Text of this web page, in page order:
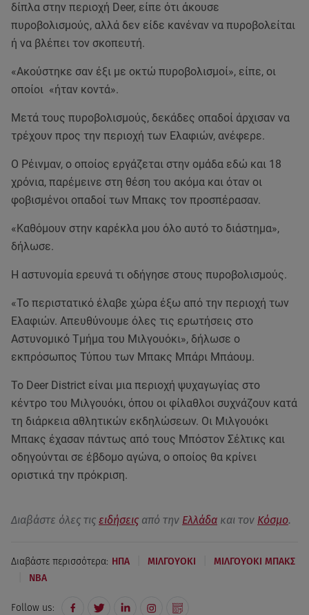
δίπλα στην περιοχή Deer, είπε ότι άκουσε
πυροβολισμούς, αλλά δεν είδε κανέναν να πυροβολείται
ή να βλέπει τον σκοπευτή.
«Ακούστηκε σαν έξι με οκτώ πυροβολισμοί», είπε, οι
οποίοι «ήταν κοντά».
Μετά τους πυροβολισμούς, δεκάδες οπαδοί άρχισαν να
τρέχουν προς την περιοχή των Ελαφιών, ανέφερε.
Ο Ρέινμαν, ο οποίος εργάζεται στην ομάδα εδώ και 18
χρόνια, παρέμεινε στη θέση του ακόμα και όταν οι
φοβισμένοι οπαδοί των Μπακς τον προσπέρασαν.
«Καθόμουν στην καρέκλα μου όλο αυτό το διάστημα»,
δήλωσε.
Η αστυνομία ερευνά τι οδήγησε στους πυροβολισμούς.
«Το περιστατικό έλαβε χώρα έξω από την περιοχή των
Ελαφιών. Απευθύνουμε όλες τις ερωτήσεις στο
Αστυνομικό Τμήμα του Μιλγουόκι», δήλωσε ο
εκπρόσωπος Τύπου των Μπακς Μπάρι Μπάουμ.
Το Deer District είναι μια περιοχή ψυχαγωγίας στο
κέντρο του Μιλγουόκι, όπου οι φίλαθλοι συχνάζουν κατά
τη διάρκεια αθλητικών εκδηλώσεων. Οι Μιλγουόκι
Μπακς έχασαν πάντως από τους Μπόστον Σέλτικς και
οδηγούνται σε έβδομο αγώνα, ο οποίος θα κρίνει
οριστικά την πρόκριση.
Διαβάστε όλες τις ειδήσεις από την Ελλάδα και τον Κόσμο.
Διαβάστε περισσότερα: ΗΠΑ ΜΙΛΓΟΥΟΚΙ ΜΙΛΓΟΥΟΚΙ ΜΠΑΚΣ
NBA
Follow us: